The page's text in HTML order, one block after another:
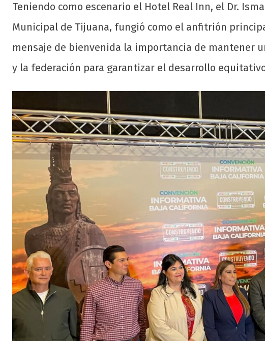
Teniendo como escenario el Hotel Real Inn, el Dr.
Municipal de Tijuana, fungió como el anfitrión
mensaje de bienvenida la importancia de mantener
y la federación para garantizar el desarrollo